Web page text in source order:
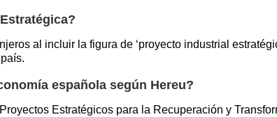
al incluir la figura de ‘proyecto industrial
española según Hereu?
Estratégicos para la Recuperación y